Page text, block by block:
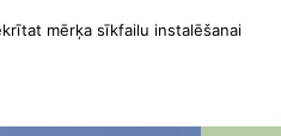
mērķa sīkfailu instalēšanai